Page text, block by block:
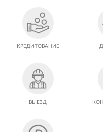
КРЕДИТОВАНИЕ
ВЫЕЗД